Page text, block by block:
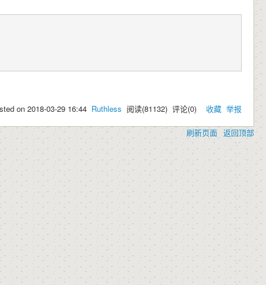
on 2018-03-29 16:44 Ruthless 阅读(81132) 评论(0) 收藏 举报
刷新页面 返回顶部